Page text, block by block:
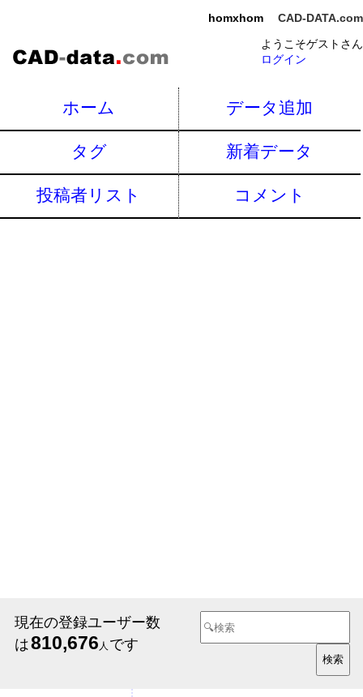
homxhom
CAD-DATA.com
ようこそゲストさん
ログイン
ホーム データ追加
タグ 新着データ
投稿者リスト コメント
現在の登録ユーザー数
は810,676 人 です